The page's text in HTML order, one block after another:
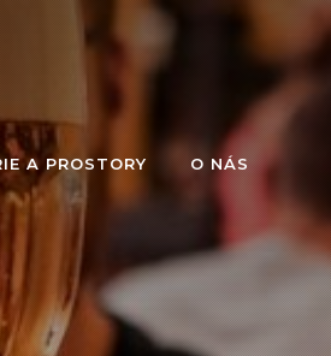
A PROSTORY O NÁS